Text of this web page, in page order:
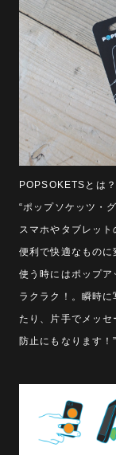
POPSOKETSとは？
“ポップソケッツ・
スマホやタブレッ
便利で快適なものに
使う時にはポップア
ラクラク！。瞬時
たり、片手でメッセ
防止にもなります！”